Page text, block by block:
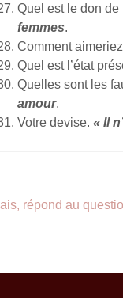
Quel est le don
femmes.
Comment
Quel est l’état
Quelles sont les
amour.
Votre devise. « Il
répond au